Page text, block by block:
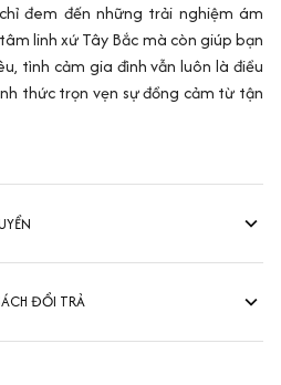
đem đến những trải nghiệm ám
linh xứ Tây Bắc mà còn giúp bạn
tình cảm gia đình vẫn luôn là điều
thức trọn vẹn sự đồng cảm từ tận
ĐỔI TRẢ